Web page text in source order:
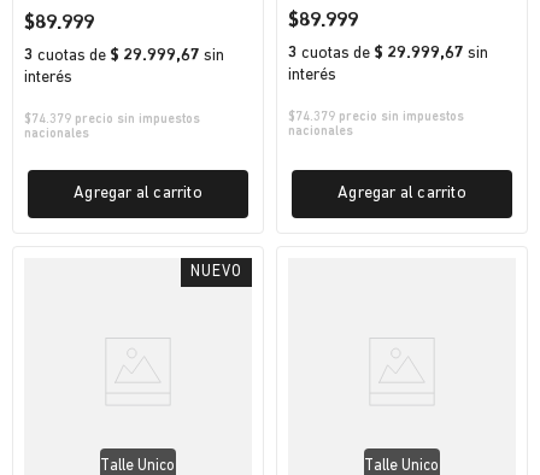
$89.999
3 cuotas de $ 29.999,67 sin
interés
$74.379 precio sin impuestos
nacionales
Agregar al carrito
UNISEX
$89.999
3 cuotas de $ 29.999,67 sin
interés
$74.379 precio sin impuestos
nacionales
Agregar al carrito
Talle Unico Talle Unico